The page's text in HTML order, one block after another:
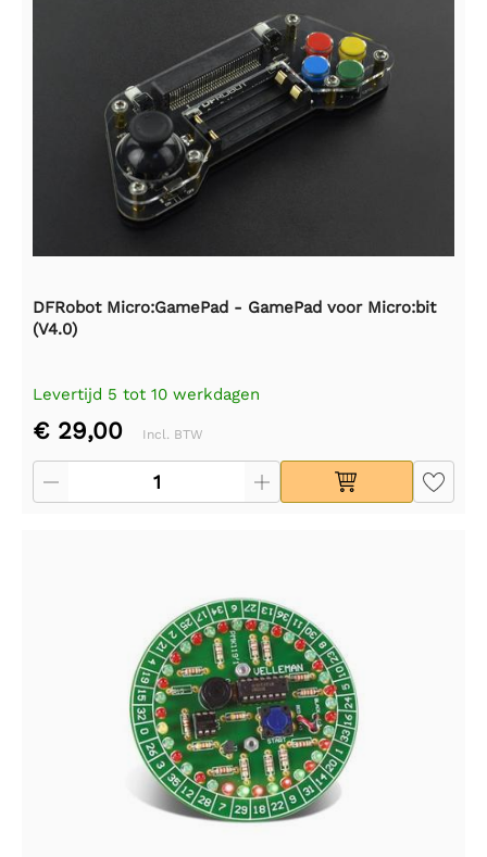
DFRobot Micro:GamePad - GamePad voor Micro:bit
(V4.0)
Levertijd 5 tot 10 werkdagen
€ 29,00 Incl. BTW